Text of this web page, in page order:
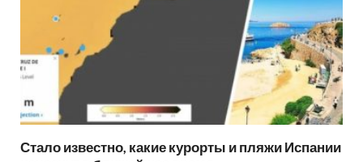
Стало известно, какие курорты и пляжи Испании